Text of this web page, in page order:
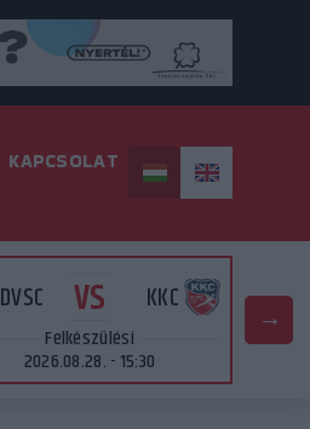
KAPCSOLAT
DVSC VS KKC
Felkészülési
2026.08.28. - 15:30